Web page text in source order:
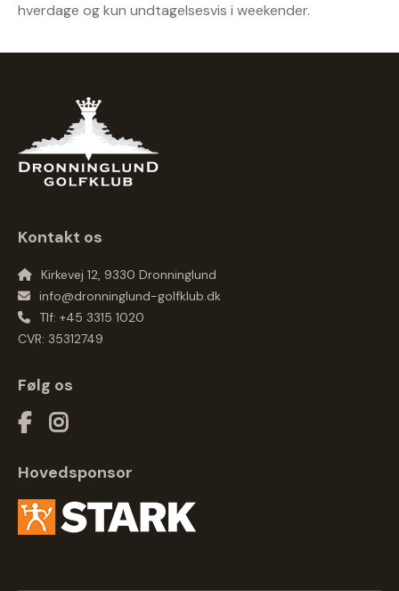
hverdage og kun undtagelsesvis i weekender.
Kontakt os
Kirkevej 12, 9330 Dronninglund
info@dronninglund-golfklub.dk
Tlf: +45 3315 1020
CVR: 35312749
Følg os
Hovedsponsor